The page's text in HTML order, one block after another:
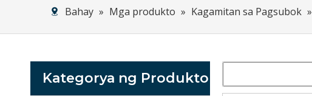
Bahay » Mga produkto » Kagamitan sa Pagsubok »
Kategorya ng Produkto